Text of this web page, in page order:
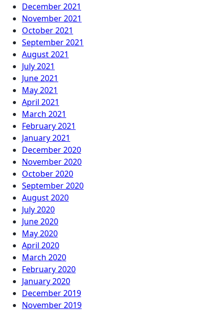
December 2021
November 2021
October 2021
September 2021
August 2021
July 2021
June 2021
May 2021
April 2021
March 2021
February 2021
January 2021
December 2020
November 2020
October 2020
September 2020
August 2020
July 2020
June 2020
May 2020
April 2020
March 2020
February 2020
January 2020
December 2019
November 2019